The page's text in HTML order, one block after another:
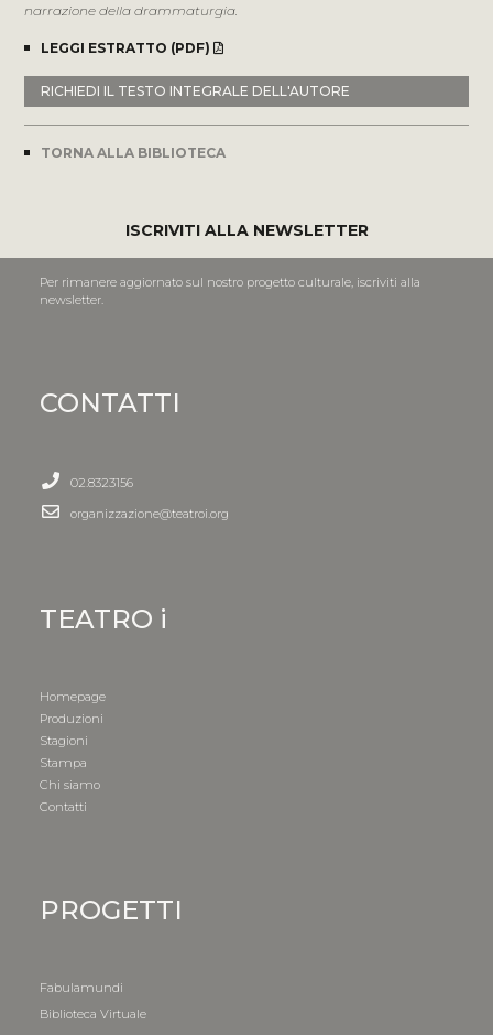
narrazione della drammaturgia.
LEGGI ESTRATTO (PDF)
RICHIEDI IL TESTO INTEGRALE DELL'AUTORE
TORNA ALLA BIBLIOTECA
ISCRIVITI ALLA NEWSLETTER
Per rimanere aggiornato sul nostro progetto culturale, iscriviti alla
newsletter.
CONTATTI
02.8323156
organizzazione@teatroi.org
TEATRO i
Homepage
Produzioni
Stagioni
Stampa
Chi siamo
Contatti
PROGETTI
Fabulamundi
Biblioteca Virtuale